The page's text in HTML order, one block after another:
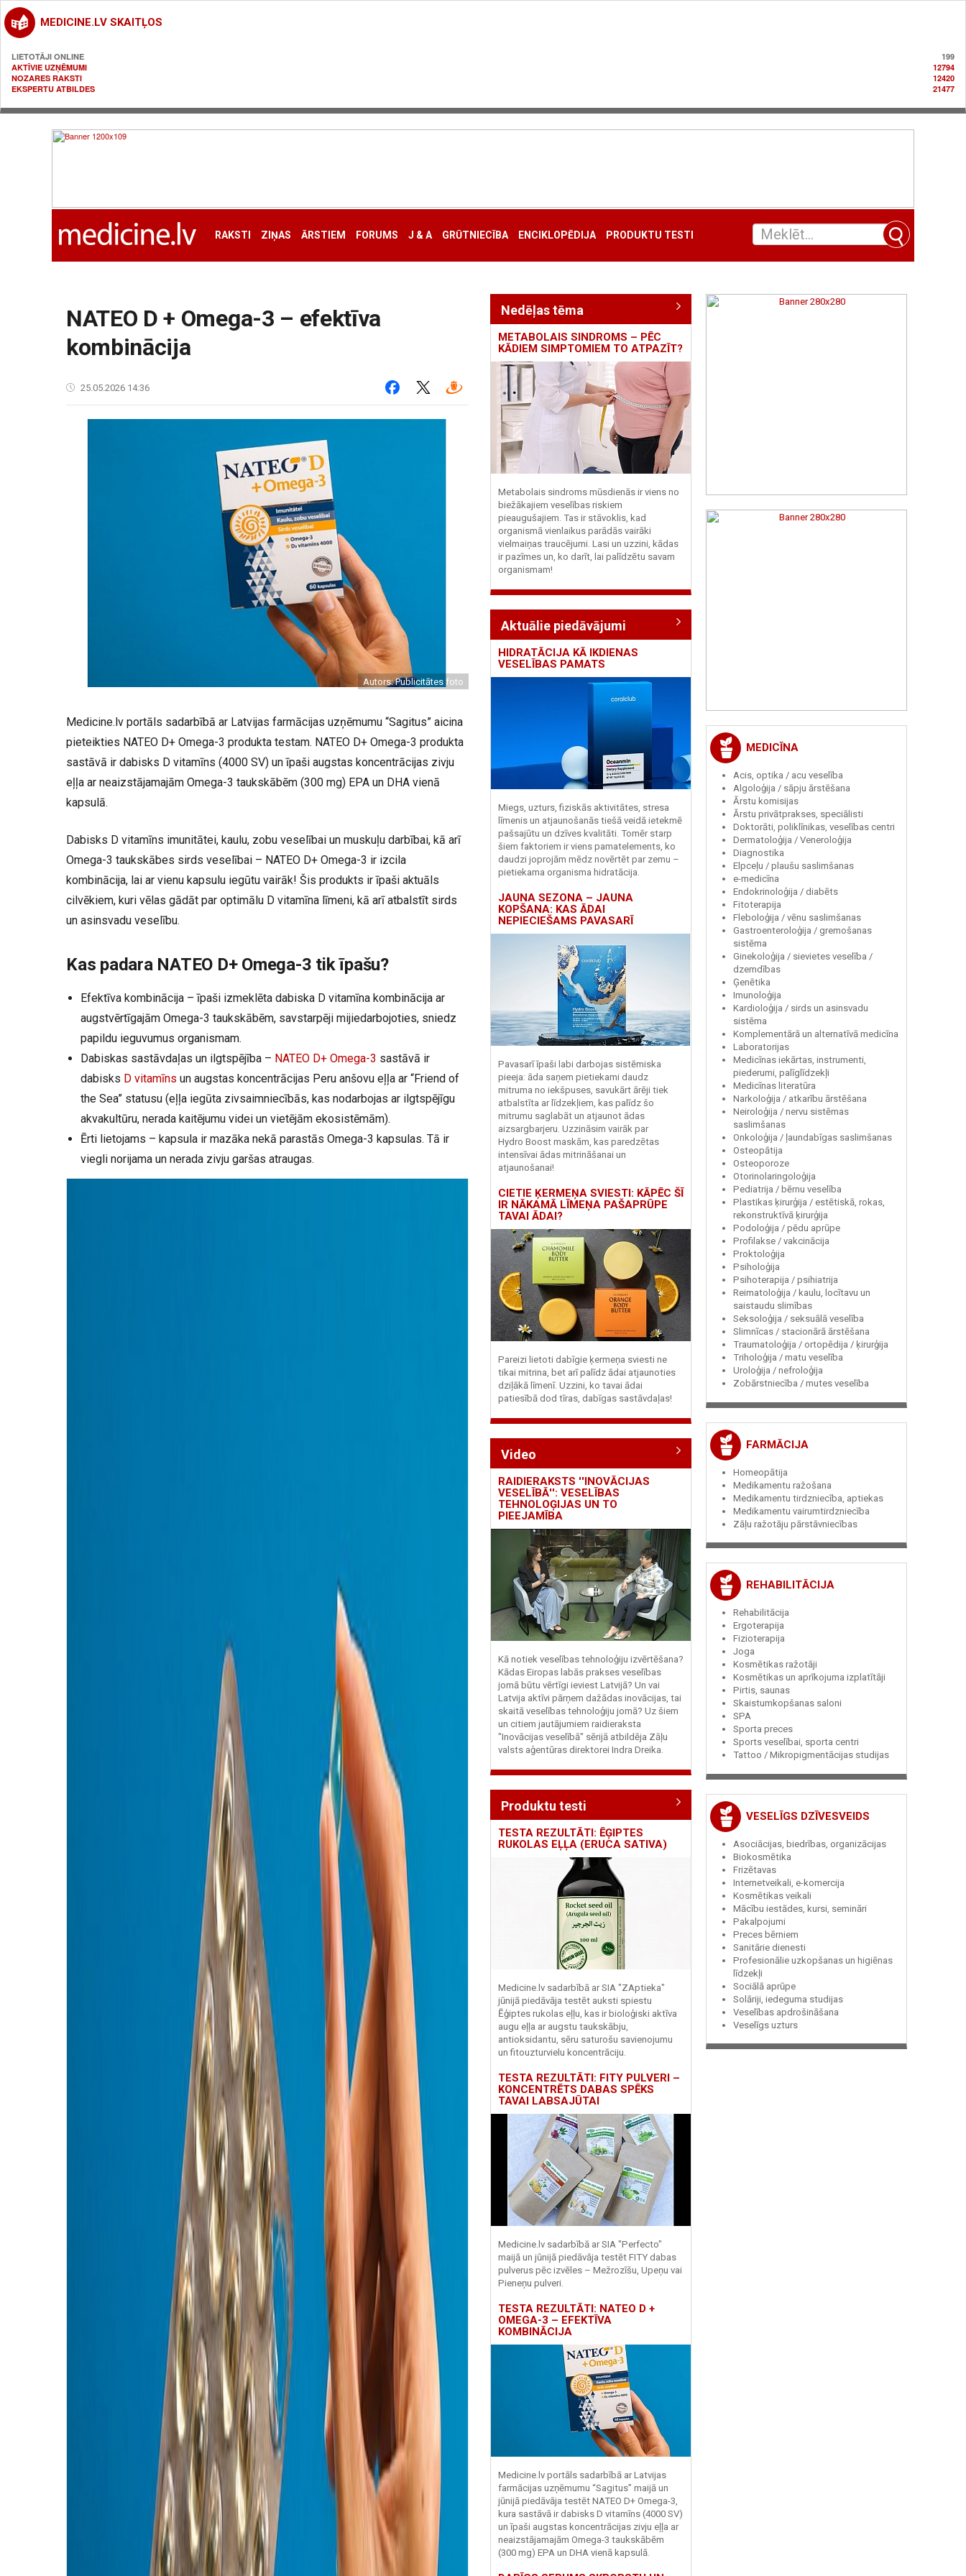
MEDICINE.LV SKAITĻOS
LIETOTĀJI ONLINE
199
AKTĪVIE UZŅĒMUMI
12794
NOZARES RAKSTI
12420
EKSPERTU ATBILDES
21477
RAKSTI ZIŅAS ĀRSTIEM FORUMS J & A GRŪTNIECĪBA ENCIKLOPĒDIJA PRODUKTU TESTI
NATEO D + Omega-3 – efektīva
kombinācija
25.05.2026 14:36
Autors: Publicitātes foto
Medicine.lv portāls sadarbībā ar Latvijas farmācijas uzņēmumu “Sagitus” aicina
pieteikties NATEO D+ Omega-3 produkta testam. NATEO D+ Omega-3 produkta
sastāvā ir dabisks D vitamīns (4000 SV) un īpaši augstas koncentrācijas zivju
eļļa ar neaizstājamajām Omega-3 taukskābēm (300 mg) EPA un DHA vienā
kapsulā.
Dabisks D vitamīns imunitātei, kaulu, zobu veselībai un muskuļu darbībai, kā arī
Omega-3 taukskābes sirds veselībai – NATEO D+ Omega-3 ir izcila
kombinācija, lai ar vienu kapsulu iegūtu vairāk! Šis produkts ir īpaši aktuāls
cilvēkiem, kuri vēlas gādāt par optimālu D vitamīna līmeni, kā arī atbalstīt sirds
un asinsvadu veselību.
Kas padara NATEO D+ Omega-3 tik īpašu?
Efektīva kombinācija – īpaši izmeklēta dabiska D vitamīna kombinācija ar
augstvērtīgajām Omega-3 taukskābēm, savstarpēji mijiedarbojoties, sniedz
papildu ieguvumus organismam.
Dabiskas sastāvdaļas un ilgtspējība – NATEO D+ Omega-3 sastāvā ir
dabisks D vitamīns un augstas koncentrācijas Peru anšovu eļļa ar “Friend of
the Sea” statusu (eļļa iegūta zivsaimniecībās, kas nodarbojas ar ilgtspējīgu
akvakultūru, nerada kaitējumu videi un vietējām ekosistēmām).
Ērti lietojams – kapsula ir mazāka nekā parastās Omega-3 kapsulas. Tā ir
viegli norijama un nerada zivju garšas atraugas.
Nedēļas tēma
METABOLAIS SINDROMS – PĒC
KĀDIEM SIMPTOMIEM TO ATPAZĪT?
Metabolais sindroms mūsdienās ir viens no
biežākajiem veselības riskiem
pieaugušajiem. Tas ir stāvoklis, kad
organismā vienlaikus parādās vairāki
vielmaiņas traucējumi. Lasi un uzzini, kādas
ir pazīmes un, ko darīt, lai palīdzētu savam
organismam!
Aktuālie piedāvājumi
HIDRATĀCIJA KĀ IKDIENAS
VESELĪBAS PAMATS
Miegs, uzturs, fiziskās aktivitātes, stresa
līmenis un atjaunošanās tiešā veidā ietekmē
pašsajūtu un dzīves kvalitāti. Tomēr starp
šiem faktoriem ir viens pamatelements, ko
daudzi joprojām mēdz novērtēt par zemu –
pietiekama organisma hidratācija.
JAUNA SEZONA – JAUNA
KOPŠANA: KAS ĀDAI
NEPIECIEŠAMS PAVASARĪ
Pavasarī īpaši labi darbojas sistēmiska
pieeja: āda saņem pietiekami daudz
mitruma no iekšpuses, savukārt ārēji tiek
atbalstīta ar līdzekļiem, kas palīdz šo
mitrumu saglabāt un atjaunot ādas
aizsargbarjeru. Uzzināsim vairāk par
Hydro Boost maskām, kas paredzētas
intensīvai ādas mitrināšanai un
atjaunošanai!
CIETIE ĶERMEŅA SVIESTI: KĀPĒC ŠĪ
IR NĀKAMĀ LĪMEŅA PAŠAPRŪPE
TAVAI ĀDAI?
Pareizi lietoti dabīgie ķermeņa sviesti ne
tikai mitrina, bet arī palīdz ādai atjaunoties
dziļākā līmenī. Uzzini, ko tavai ādai
patiesībā dod tīras, dabīgas sastāvdaļas!
Video
RAIDIERAKSTS ''INOVĀCIJAS
VESELĪBĀ'': VESELĪBAS
TEHNOLOĢIJAS UN TO
PIEEJAMĪBA
Kā notiek veselības tehnoloģiju izvērtēšana?
Kādas Eiropas labās prakses veselības
jomā būtu vērtīgi ieviest Latvijā? Un vai
Latvija aktīvi pārņem dažādas inovācijas, tai
skaitā veselības tehnoloģiju jomā? Uz šiem
un citiem jautājumiem raidieraksta
"Inovācijas veselībā" sērijā atbildēja Zāļu
valsts aģentūras direktorei Indra Dreika.
Produktu testi
TESTA REZULTĀTI: ĒĢIPTES
RUKOLAS EĻĻA (ERUCA SATIVA)
Medicine.lv sadarbībā ar SIA "ZAptieka"
jūnijā piedāvāja testēt auksti spiestu
Ēģiptes rukolas eļļu, kas ir bioloģiski aktīva
augu eļļa ar augstu taukskābju,
antioksidantu, sēru saturošu savienojumu
un fitouzturvielu koncentrāciju.
TESTA REZULTĀTI: FITY PULVERI –
KONCENTRĒTS DABAS SPĒKS
TAVAI LABSAJŪTAI
Medicine.lv sadarbībā ar SIA "Perfecto"
maijā un jūnijā piedāvāja testēt FITY dabas
pulverus pēc izvēles – Mežrozīšu, Upeņu vai
Pieneņu pulveri.
TESTA REZULTĀTI: NATEO D +
OMEGA-3 – EFEKTĪVA
KOMBINĀCIJA
Medicine.lv portāls sadarbībā ar Latvijas
farmācijas uzņēmumu “Sagitus” maijā un
jūnijā piedāvāja testēt NATEO D+ Omega-3,
kura sastāvā ir dabisks D vitamīns (4000 SV)
un īpaši augstas koncentrācijas zivju eļļa ar
neaizstājamajām Omega-3 taukskābēm
(300 mg) EPA un DHA vienā kapsulā.
MEDICĪNA
Acis, optika / acu veselība
Algoloģija / sāpju ārstēšana
Ārstu komisijas
Ārstu privātprakses, speciālisti
Doktorāti, poliklīnikas, veselības centri
Dermatoloģija / Veneroloģija
Diagnostika
Elpceļu / plaušu saslimšanas
e-medicīna
Endokrinoloģija / diabēts
Fitoterapija
Fleboloģija / vēnu saslimšanas
Gastroenteroloģija / gremošanas
sistēma
Ginekoloģija / sievietes veselība /
dzemdības
Ģenētika
Imunoloģija
Kardioloģija / sirds un asinsvadu
sistēma
Komplementārā un alternatīvā medicīna
Laboratorijas
Medicīnas iekārtas, instrumenti,
piederumi, palīglīdzekļi
Medicīnas literatūra
Narkoloģija / atkarību ārstēšana
Neiroloģija / nervu sistēmas
saslimšanas
Onkoloģija / ļaundabīgas saslimšanas
Osteopātija
Osteoporoze
Otorinolaringoloģija
Pediatrija / bērnu veselība
Plastikas ķirurģija / estētiskā, rokas,
rekonstruktīvā ķirurģija
Podoloģija / pēdu aprūpe
Profilakse / vakcinācija
Proktoloģija
Psiholoģija
Psihoterapija / psihiatrija
Reimatoloģija / kaulu, locītavu un
saistaudu slimības
Seksoloģija / seksuālā veselība
Slimnīcas / stacionārā ārstēšana
Traumatoloģija / ortopēdija / ķirurģija
Triholoģija / matu veselība
Uroloģija / nefroloģija
Zobārstniecība / mutes veselība
FARMĀCIJA
Homeopātija
Medikamentu ražošana
Medikamentu tirdzniecība, aptiekas
Medikamentu vairumtirdzniecība
Zāļu ražotāju pārstāvniecības
REHABILITĀCIJA
Rehabilitācija
Ergoterapija
Fizioterapija
Joga
Kosmētikas ražotāji
Kosmētikas un aprīkojuma izplatītāji
Pirtis, saunas
Skaistumkopšanas saloni
SPA
Sporta preces
Sports veselībai, sporta centri
Tattoo / Mikropigmentācijas studijas
VESELĪGS DZĪVESVEIDS
Asociācijas, biedrības, organizācijas
Biokosmētika
Frizētavas
Internetveikali, e-komercija
Kosmētikas veikali
Mācību iestādes, kursi, semināri
Pakalpojumi
Preces bērniem
Sanitārie dienesti
Profesionālie uzkopšanas un higiēnas
līdzekļi
Sociālā aprūpe
Solāriji, iedeguma studijas
Veselības apdrošināšana
Veselīgs uzturs